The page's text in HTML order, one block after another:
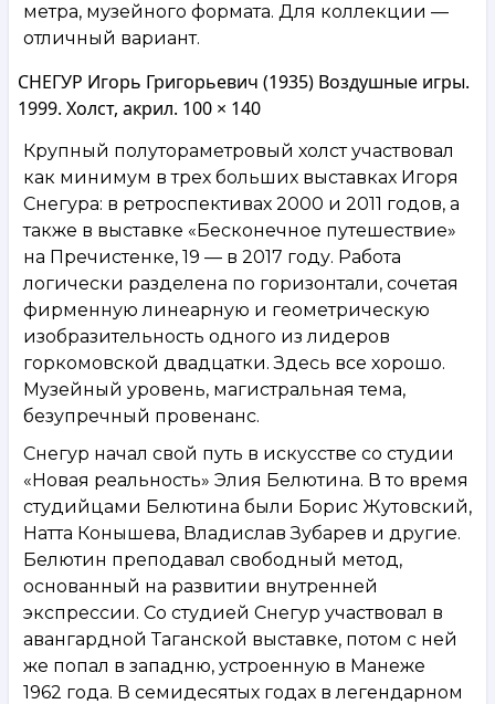
метра, музейного формата. Для коллекции —
отличный вариант.
СНЕГУР Игорь Григорьевич (1935) Воздушные игры.
1999. Холст, акрил. 100 × 140
Крупный полутораметровый холст участвовал
как минимум в трех больших выставках Игоря
Снегура: в ретроспективах 2000 и 2011 годов, а
также в выставке «Бесконечное путешествие»
на Пречистенке, 19 — в 2017 году. Работа
логически разделена по горизонтали, сочетая
фирменную линеарную и геометрическую
изобразительность одного из лидеров
горкомовской двадцатки. Здесь все хорошо.
Музейный уровень, магистральная тема,
безупречный провенанс.
Снегур начал свой путь в искусстве со студии
«Новая реальность» Элия Белютина. В то время
студийцами Белютина были Борис Жутовский,
Натта Конышева, Владислав Зубарев и другие.
Белютин преподавал свободный метод,
основанный на развитии внутренней
экспрессии. Со студией Снегур участвовал в
авангардной Таганской выставке, потом с ней
же попал в западню, устроенную в Манеже
1962 года. В семидесятых годах в легендарном